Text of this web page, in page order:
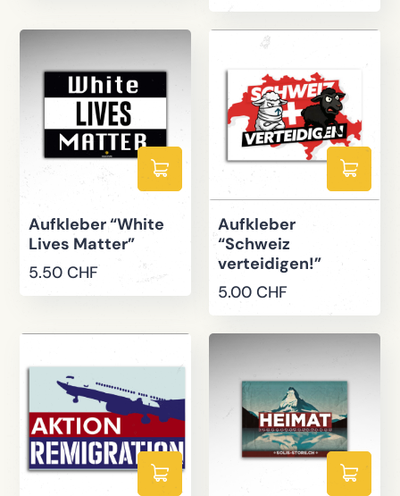
Aufkleber “White
Lives Matter”
5.50CHF
Aufkleber
“Schweiz
verteidigen!”
5.00 CHF